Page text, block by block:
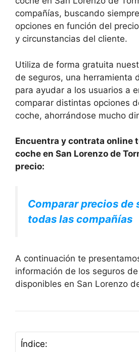
compañías, buscando
opciones en función del
y circunstancias del cliente.
Utiliza de forma gratuita
de seguros, una herramienta
para ayudar a los usuarios a
comparar distintas opciones
coche, ahorrándose mucho
Encuentra y contrata online
coche en San Lorenzo de
precio:
Comparar precios de
todas las compañías
A continuación te
información de los seguros
disponibles en San Lorenzo
Índice: